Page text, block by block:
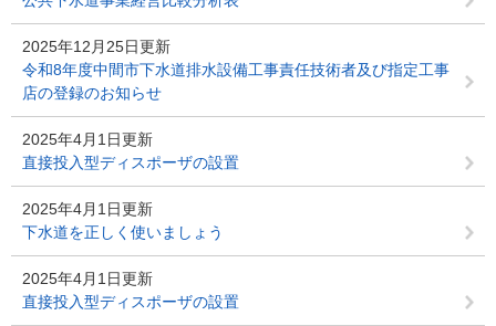
2025年12月25日更新
令和8年度中間市下水道排水設備工事責任技術者及び指定工事
店の登録のお知らせ
2025年4月1日更新
直接投入型ディスポーザの設置
2025年4月1日更新
下水道を正しく使いましょう
2025年4月1日更新
直接投入型ディスポーザの設置